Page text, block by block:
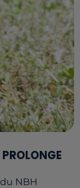
NBH